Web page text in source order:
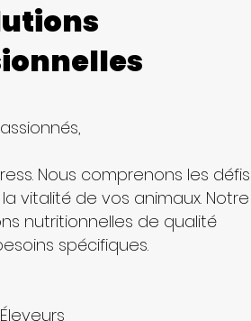
Nous comprenons les défis
vitalité de vos animaux. Notre
nutritionnelles de qualité
spécifiques.